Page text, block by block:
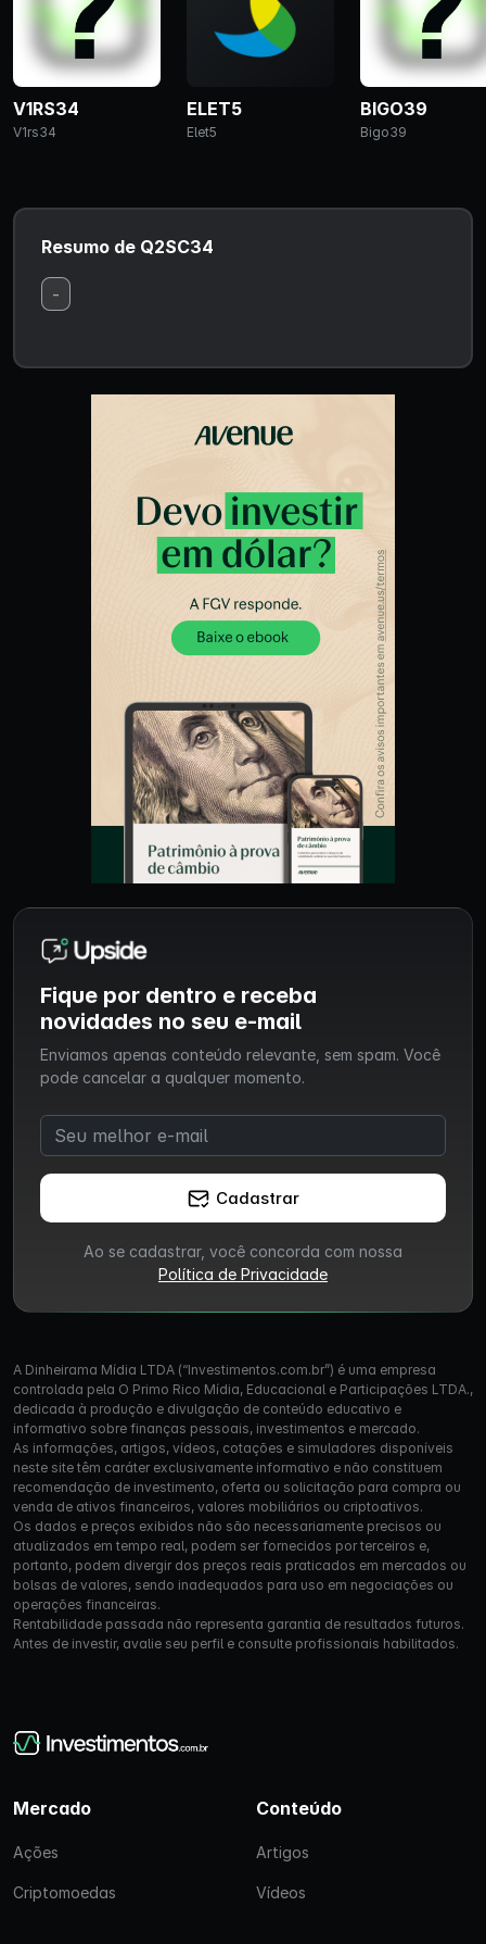
V1RS34
V1rs34
ELET5
Elet5
BIGO39
Bigo39
Resumo de Q2SC34
-
Fique por dentro e receba
novidades no seu e-mail
Enviamos apenas conteúdo relevante, sem spam. Você
pode cancelar a qualquer momento.
Cadastrar
Ao se cadastrar, você concorda com nossa
Política de Privacidade
A Dinheirama Mídia LTDA (“Investimentos.com.br”) é uma empresa
controlada pela O Primo Rico Mídia, Educacional e Participações LTDA.,
dedicada à produção e divulgação de conteúdo educativo e
informativo sobre finanças pessoais, investimentos e mercado.
As informações, artigos, vídeos, cotações e simuladores disponíveis
neste site têm caráter exclusivamente informativo e não constituem
recomendação de investimento, oferta ou solicitação para compra ou
venda de ativos financeiros, valores mobiliários ou criptoativos.
Os dados e preços exibidos não são necessariamente precisos ou
atualizados em tempo real, podem ser fornecidos por terceiros e,
portanto, podem divergir dos preços reais praticados em mercados ou
bolsas de valores, sendo inadequados para uso em negociações ou
operações financeiras.
Rentabilidade passada não representa garantia de resultados futuros.
Antes de investir, avalie seu perfil e consulte profissionais habilitados.
Mercado
Ações
Criptomoedas
Conteúdo
Artigos
Vídeos